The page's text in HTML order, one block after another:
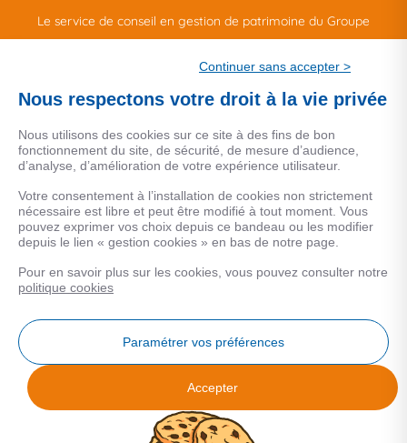
Le service de conseil en gestion de patrimoine du Groupe
MENTIONS LEGALES
Données personnelles
COOKIES
Analyse des performances
© 2026 Facilogi - Solutions en stratégie et intelligence immobilière
Continuer sans accepter >
Nous respectons votre droit à la vie privée
Nous utilisons des cookies sur ce site à des fins de bon
fonctionnement du site, de sécurité, de mesure d’audience,
d’analyse, d’amélioration de votre expérience utilisateur.
Votre consentement à l’installation de cookies non strictement
nécessaire est libre et peut être modifié à tout moment. Vous
pouvez exprimer vos choix depuis ce bandeau ou les modifier
depuis le lien « gestion cookies » en bas de notre page.
Pour en savoir plus sur les cookies, vous pouvez consulter notre
politique cookies
Paramétrer vos préférences
Accepter